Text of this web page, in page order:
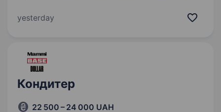
випічці: лаваші, хачапурі та інших смаколиках,
yesterday
Кондитер
22 500 – 24 000 UAH